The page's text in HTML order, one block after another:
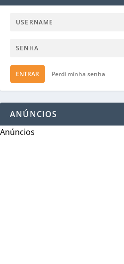
ENTRAR Perdi minha senha
ANÚNCIOS
Anúncios